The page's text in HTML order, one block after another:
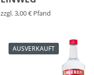
zzgl. 3,00 € Pfand
AUSVERKAUFT